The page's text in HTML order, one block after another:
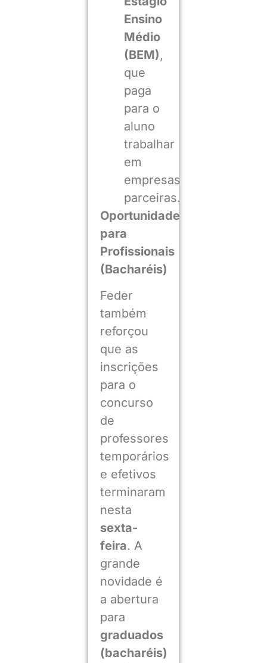
Ensino
Médio
(BEM),
que
paga
para o
aluno
trabalhar
em
empresas
parceiras.
Oportunidade
para
Profissionais
(Bacharéis)
Feder
também
reforçou
que as
inscrições
para o
concurso
de
professores
temporários
e efetivos
terminaram
nesta
sexta-
feira. A
grande
novidade é
a abertura
para
graduados
(bacharéis)